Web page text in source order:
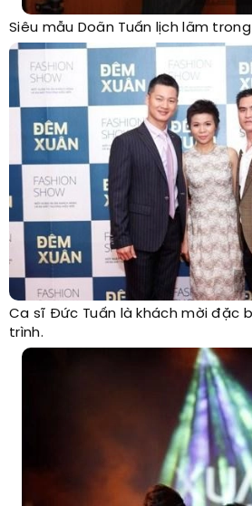
Siêu mẫu Doãn Tuấn lịch lãm
Ca sĩ Đức Tuấn là khách mời đặc
trình.